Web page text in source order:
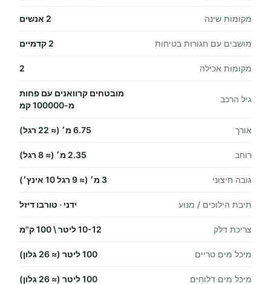
מקומות שינה 2 אנשים
מושבים עם חגורות בטיחות 2 קדמיים
מקומות אכילה 2
גיל הרכב
מובטחים קרוואנים עם פחות
מ-100000 קמ
אורך 6.75 מ׳ (≈ 22 רגל)
רוחב 2.35 מ׳ (≈ 8 רגל)
גובה חיצוני 3 מ׳ (≈ 9 רגל 10 אינץ׳)
תיבת הילוכים / מנוע ידני · טורבו דיזל
צריכת דלק 10-12 ליטר \ 100 ק"מ
מיכל מים טריים 100 ליטר (≈ 26 גלון)
מיכל מים דלוחים 100 ליטר (≈ 26 גלון)